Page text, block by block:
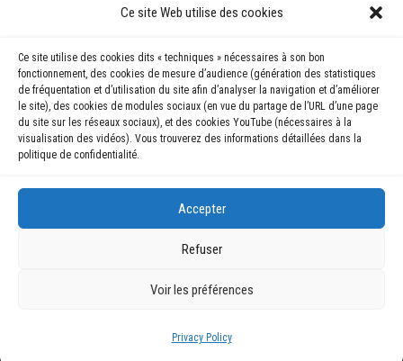
Ce site Web utilise des cookies
Ce site utilise des cookies dits « techniques » nécessaires à son bon
fonctionnement, des cookies de mesure d’audience (génération des statistiques
de fréquentation et d’utilisation du site afin d’analyser la navigation et d’améliorer
le site), des cookies de modules sociaux (en vue du partage de l’URL d’une page
du site sur les réseaux sociaux), et des cookies YouTube (nécessaires à la
visualisation des vidéos). Vous trouverez des informations détaillées dans la
politique de confidentialité.
Accepter
Refuser
Voir les préférences
Privacy Policy
Espace ax.c
Montréal (QC) H3C 0B4
(514) 284-0211
© 2020 | PRIMA Québec